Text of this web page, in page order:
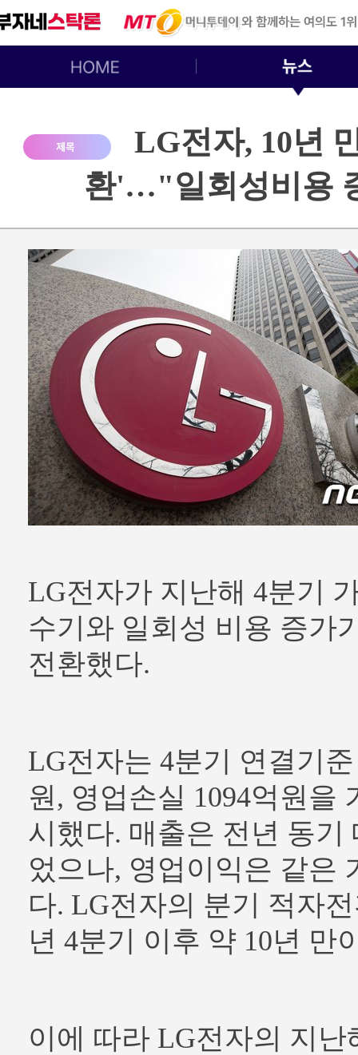
LG전자, 10년
환'…"일회성비용
LG전자가 지난해 4분기
수기와 일회성 비용 증가
전환했다.
LG전자는 4분기 연결기
원, 영업손실 1094억원을
시했다. 매출은 전년 동기
었으나, 영업이익은 같은
다. LG전자의 분기 적자
년 4분기 이후 약 10년 만
이에 따라 LG전자의 지